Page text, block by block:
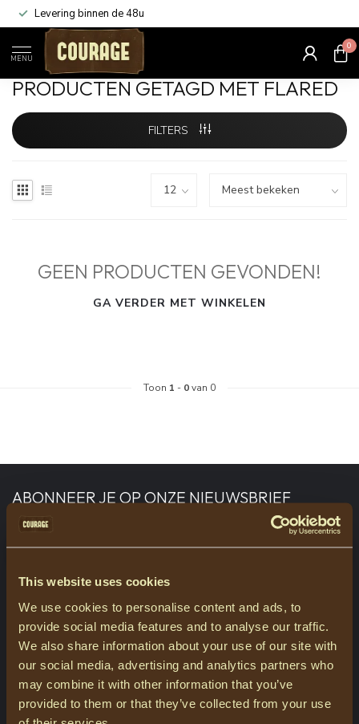
This website uses cookies
We use cookies to personalise content and ads, to
provide social media features and to analyse our traffic.
We also share information about your use of our site with
our social media, advertising and analytics partners who
may combine it with other information that you’ve
provided to them or that they’ve collected from your use
Levering binnen de 48u
MENU
0
Home Tags / flared
PRODUCTEN GETAGD MET FLARED
FILTERS
GEEN PRODUCTEN GEVONDEN!
GA VERDER MET WINKELEN
Toon 1 - 0van 0
MEER INFORMATIE
Heeft u vragen over onze producten of uw aankoop? Bezoek dan
onze klantenservicepagina. Hier vindt u onze bedrijfsgegevens,
antwoorden op veelgestelde vragen en verschillende manieren
om contact met ons op te nemen.
ABONNEER JE OP ONZE NIEUWSBRIEF
Blijf op de hoogte over onze laatste acties